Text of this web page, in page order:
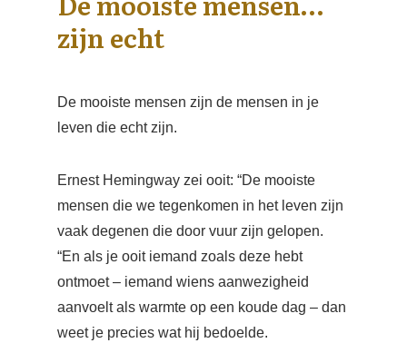
zijn echt
De mooiste mensen zijn de mensen in je
leven die echt zijn.
Ernest Hemingway zei ooit: “De mooiste
mensen die we tegenkomen in het leven zijn
vaak degenen die door vuur zijn gelopen.
“En als je ooit iemand zoals deze hebt
ontmoet – iemand wiens aanwezigheid
aanvoelt als warmte op een koude dag – dan
weet je precies wat hij bedoelde.